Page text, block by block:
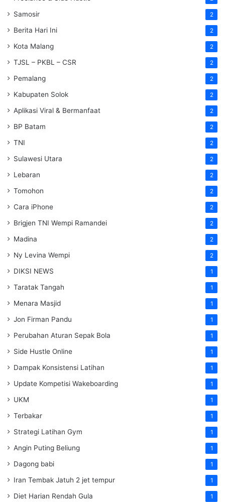
Samosir 2
Berita Hari Ini 2
Kota Malang 2
TJSL – PKBL – CSR 2
Pemalang 2
Kabupaten Solok 2
Aplikasi Viral & Bermanfaat 2
BP Batam 2
TNI 2
Sulawesi Utara 2
Lebaran 2
Tomohon 2
Cara iPhone 2
Brigjen TNI Wempi Ramandei 2
Madina 2
Ny Levina Wempi 2
DIKSI NEWS 1
Taratak Tangah 1
Menara Masjid 1
Jon Firman Pandu 1
Perubahan Aturan Sepak Bola 1
Side Hustle Online 1
Dampak Konsistensi Latihan 1
Update Kompetisi Wakeboarding 1
UKM 1
Terbakar 1
Strategi Latihan Gym 1
Angin Puting Beliung 1
Dagong babi 1
Iran Tembak Jatuh 2 jet tempur 1
Diet Harian Rendah Gula 1